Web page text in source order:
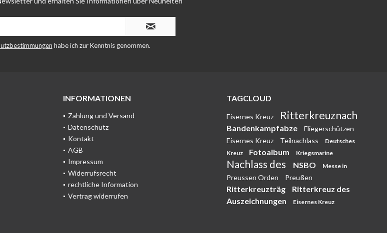
habe ich zur Kenntnis genommen.
INFORMATIONEN
Zahlung und Versand
Datenschutz
Kontakt
AGB
Impressum
Widerrufsrecht
rechtliche Information
Vertrag widerrufen
TAGCLOUD
Eisernes Kreuz Ritterkreuznach
Bandenkampfabze
Fliegerschützen
Eisernes Kreuz
Teilnachlass
Deutsches
Kreuz
Fotoalbum Kriegsmarine
Nachlass des NSBO Messe in
Preussen Orden Preußen
Ritterkreuzträg
Ritterkreuz des
Auszeichnungen
Eisernes Kreuz